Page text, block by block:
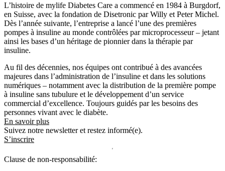
L’histoire de mylife Diabetes Care a commencé en 1984 à Burgdorf,
en Suisse, avec la fondation de Disetronic par Willy et Peter Michel.
Dès l’année suivante, l’entreprise a lancé l’une des premières
pompes à insuline au monde contrôlées par microprocesseur – jetant
ainsi les bases d’un héritage de pionnier dans la thérapie par
insuline.
Au fil des décennies, nos équipes ont contribué à des avancées
majeures dans l’administration de l’insuline et dans les solutions
numériques – notamment avec la distribution de la première pompe
à insuline sans tubulure et le développement d’un service
commercial d’excellence. Toujours guidés par les besoins des
personnes vivant avec le diabète.
En savoir plus
Suivez notre newsletter et restez informé(e).
S’inscrire
Clause de non-responsabilité: